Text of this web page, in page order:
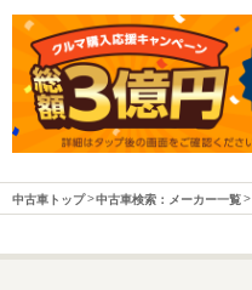
中古車トップ 中古車検索：メーカー一覧